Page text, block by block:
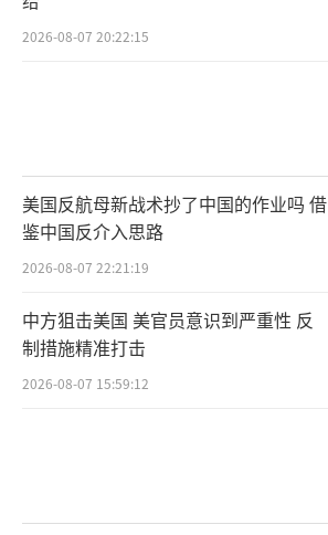
2026-08-07 20:22:15
美国反航母新战术抄了中国的作业吗 借
鉴中国反介入思路
2026-08-07 22:21:19
中方狙击美国 美官员意识到严重性 反
制措施精准打击
2026-08-07 15:59:12